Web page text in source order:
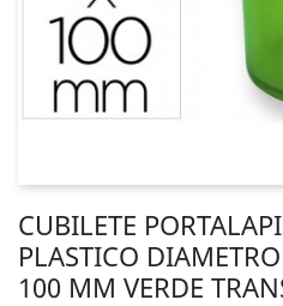
CUBILETE
PLASTICO
100 MM VERDE